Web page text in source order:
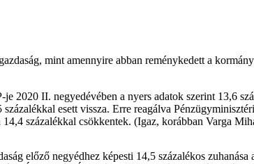
mint amennyire abban reménykedett a
2020 II. negyedévében a nyers adatok szerint 13,6
esett vissza. Erre reagálva
százalékkal csökkentek. (Igaz, korábban Varga
előző negyédhez képesti 14,5 százalékos